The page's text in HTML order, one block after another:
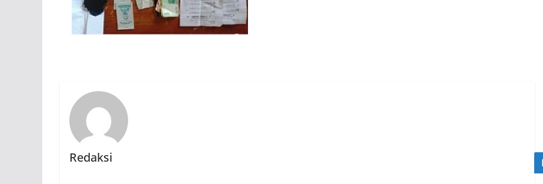
Redaksi